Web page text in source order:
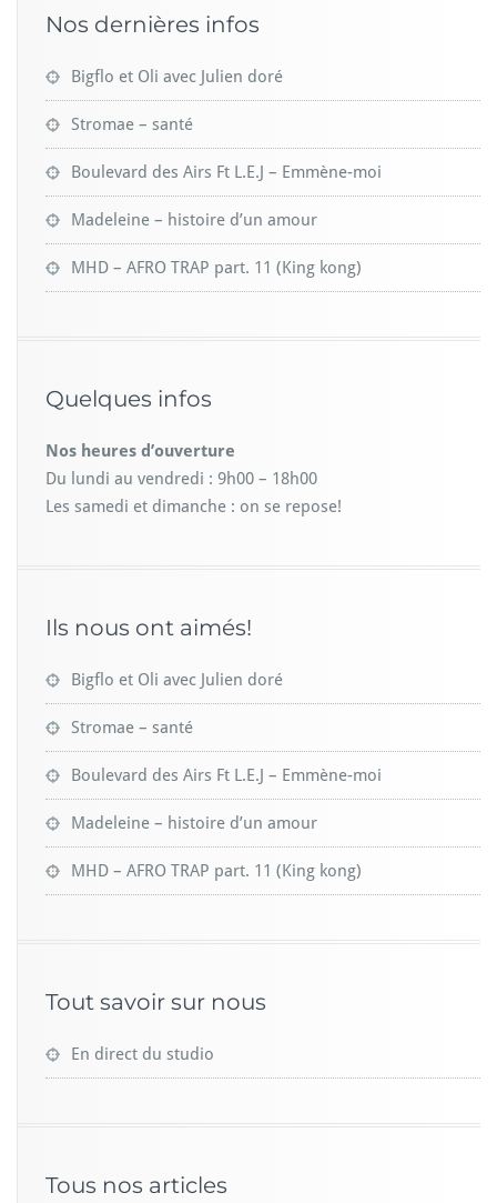
Nos dernières infos
Bigflo et Oli avec Julien doré
Stromae – santé
Boulevard des Airs Ft L.E.J – Emmène-moi
Madeleine – histoire d’un amour
MHD – AFRO TRAP part. 11 (King kong)
Quelques infos
Nos heures d’ouverture
Du lundi au vendredi : 9h00 – 18h00
Les samedi et dimanche : on se repose!
Ils nous ont aimés!
Bigflo et Oli avec Julien doré
Stromae – santé
Boulevard des Airs Ft L.E.J – Emmène-moi
Madeleine – histoire d’un amour
MHD – AFRO TRAP part. 11 (King kong)
Tout savoir sur nous
En direct du studio
Tous nos articles